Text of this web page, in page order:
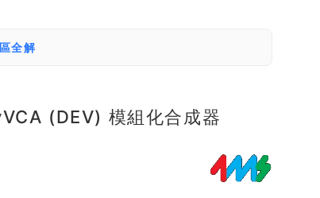
全解
(DEV) 模組化合成器